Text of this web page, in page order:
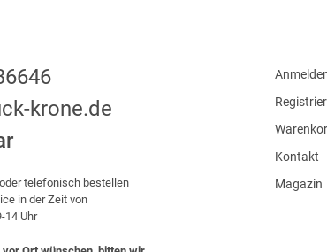
krone.de
telefonisch bestellen
in der Zeit von
14 Uhr
Kontakt
Magazin